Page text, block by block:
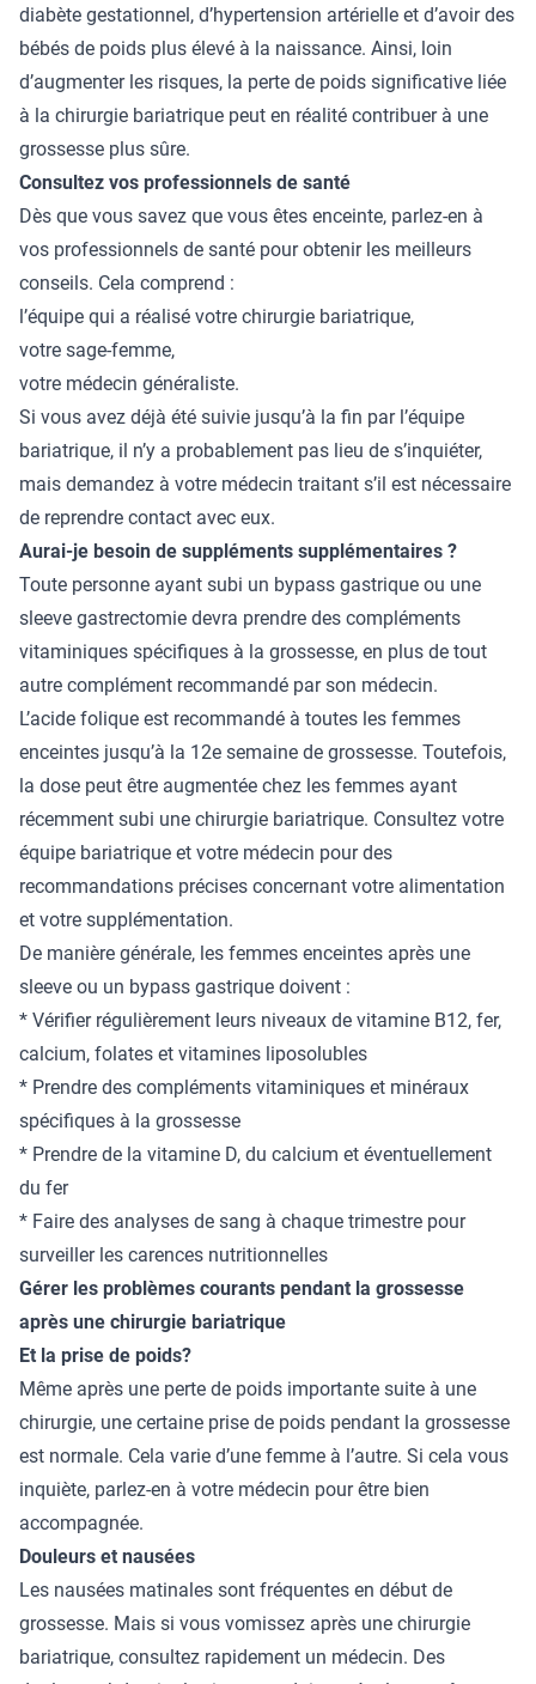
diabète gestationnel, d’hypertension artérielle et d’avoir des
bébés de poids plus élevé à la naissance. Ainsi, loin
d’augmenter les risques, la perte de poids significative liée
à la chirurgie bariatrique peut en réalité contribuer à une
grossesse plus sûre.
Consultez vos professionnels de santé
Dès que vous savez que vous êtes enceinte, parlez-en à
vos professionnels de santé pour obtenir les meilleurs
conseils. Cela comprend :
l’équipe qui a réalisé votre chirurgie bariatrique,
votre sage-femme,
votre médecin généraliste.
Si vous avez déjà été suivie jusqu’à la fin par l’équipe
bariatrique, il n’y a probablement pas lieu de s’inquiéter,
mais demandez à votre médecin traitant s’il est nécessaire
de reprendre contact avec eux.
Aurai-je besoin de suppléments supplémentaires ?
Toute personne ayant subi un bypass gastrique ou une
sleeve gastrectomie devra prendre des compléments
vitaminiques spécifiques à la grossesse, en plus de tout
autre complément recommandé par son médecin.
L’acide folique est recommandé à toutes les femmes
enceintes jusqu’à la 12e semaine de grossesse. Toutefois,
la dose peut être augmentée chez les femmes ayant
récemment subi une chirurgie bariatrique. Consultez votre
équipe bariatrique et votre médecin pour des
recommandations précises concernant votre alimentation
et votre supplémentation.
De manière générale, les femmes enceintes après une
sleeve ou un bypass gastrique doivent :
* Vérifier régulièrement leurs niveaux de vitamine B12, fer,
calcium, folates et vitamines liposolubles
* Prendre des compléments vitaminiques et minéraux
spécifiques à la grossesse
* Prendre de la vitamine D, du calcium et éventuellement
du fer
* Faire des analyses de sang à chaque trimestre pour
surveiller les carences nutritionnelles
Gérer les problèmes courants pendant la grossesse
après une chirurgie bariatrique
Et la prise de poids?
Même après une perte de poids importante suite à une
chirurgie, une certaine prise de poids pendant la grossesse
est normale. Cela varie d’une femme à l’autre. Si cela vous
inquiète, parlez-en à votre médecin pour être bien
accompagnée.
Douleurs et nausées
Les nausées matinales sont fréquentes en début de
grossesse. Mais si vous vomissez après une chirurgie
bariatrique, consultez rapidement un médecin. Des